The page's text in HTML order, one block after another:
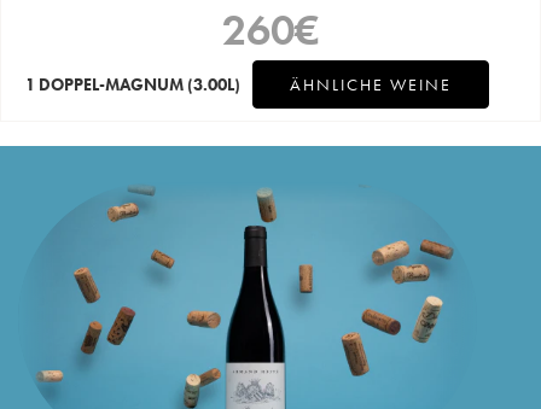
260€
1 DOPPEL-MAGNUM (3.00L) ÄHNLICHE WEINE